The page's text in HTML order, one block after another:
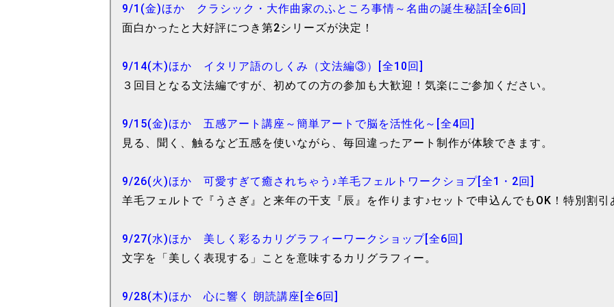
9/1(金)ほか クラシック・大作曲家のふところ事情～名曲の誕生秘話[全6回]
面白かったと大好評につき第2シリーズが決定！
9/14(木)ほか イタリア語のしくみ（文法編③）[全10回]
３回目となる文法編ですが、初めての方の参加も大歓迎！気楽にご参加ください。
9/15(金)ほか 五感アート講座～簡単アートで脳を活性化～[全4回]
見る、聞く、触るなど五感を使いながら、毎回違ったアート制作が体験できます。
9/26(火)ほか 可愛すぎて癒されちゃう♪羊毛フェルトワークショプ[全1・2回]
羊毛フェルトで『うさぎ』と来年の干支『辰』を作ります♪セットで申込んでもOK！特別割引
9/27(水)ほか 美しく彩るカリグラフィーワークショップ[全6回]
文字を「美しく表現する」ことを意味するカリグラフィー。
9/28(木)ほか 心に響く 朗読講座[全6回]